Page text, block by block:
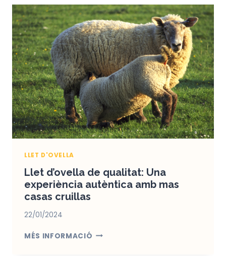
TRADICIÓ,
SOSTENIBILITAT
I
AUTENTICITAT
EN
EL
COR
DE
L’EMPORDÀ
AMB
MAS
CASAS
CRUILLAS
LLET D'OVELLA
Llet d’ovella de qualitat: Una
experiència autèntica amb mas
casas cruillas
22/01/2024
MÉS INFORMACIÓ LLET